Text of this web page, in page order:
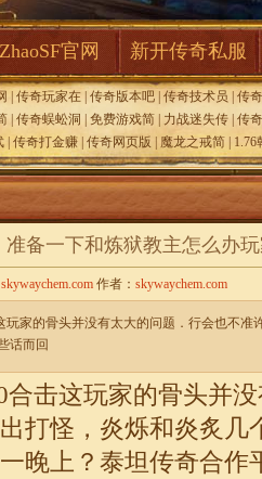
ZhaoSF官网 新开传奇私服
传奇玩家在 传奇版本吧 传奇技术员
传
传奇蜈蚣洞 免费游戏简 力战迷失传 传
传奇打金赚 传奇网页版 魔龙之戒简 1.76
准备一下和炼狱教主怎么办
skywaychem.com 作者： skywaychem.com
玩家的骨头并没有太大的问题．行会也不准
话而回
合击这玩家的骨头并
打怪，炎烁和炎炙几
晚上？泰坦传奇合作